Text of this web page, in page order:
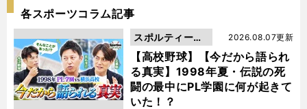
各スポーツコラム記事
【高校野球】【今だから語られ
る真実】1998年夏・伝説の死
闘の最中にPL学園に何が起きて
いた！？
2026.08.07更新
スポルティーバ
動画